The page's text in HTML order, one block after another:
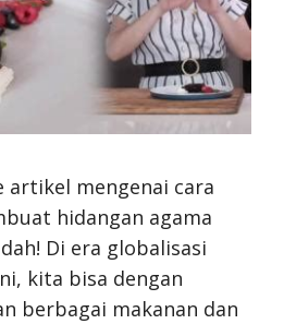
artikel mengenai cara
hidangan agama
Di era globalisasi
kita bisa dengan
berbagai makanan dan